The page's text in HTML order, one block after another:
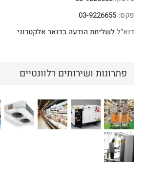
פקס: 03-9226655
דוא"ללשליחת הודעה בדואר אלקטרוני
פתרונות ושירותים רלוונטיים